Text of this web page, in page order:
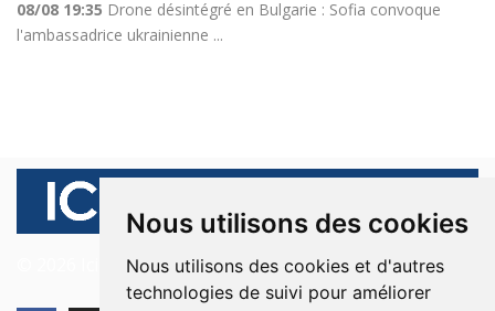
Nous utilisons des cookies
Nous utilisons des cookies et d'autres
technologies de suivi pour améliorer
08/08 19:35 Drone désintégré en Bulgarie : Sofia convoque
l'ambassadrice ukrainienne ...
© 2026 Ici Beyrouth. Tous les droits sont réservés.